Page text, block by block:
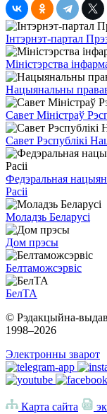
Інтэрнэт-партал
Міністэрства
Нацыянальны
Савет Міністраў
Савет Рэспублікі
Федэральная
Расіі
Моладзь Беларусі
Дом прэсы
Белтаможсэрвіс
БелТА
© Рэдакцыйна-
1998–2026
Электронны зварот
Карта сайта